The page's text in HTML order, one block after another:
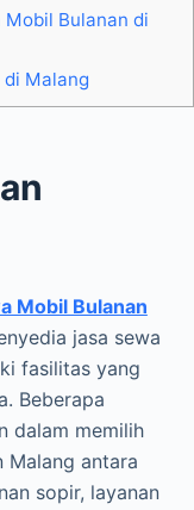
Bulanan di
Malang
Mobil Bulanan
jasa sewa
fasilitas yang
Beberapa
dalam memilih
Malang antara
sopir, layanan